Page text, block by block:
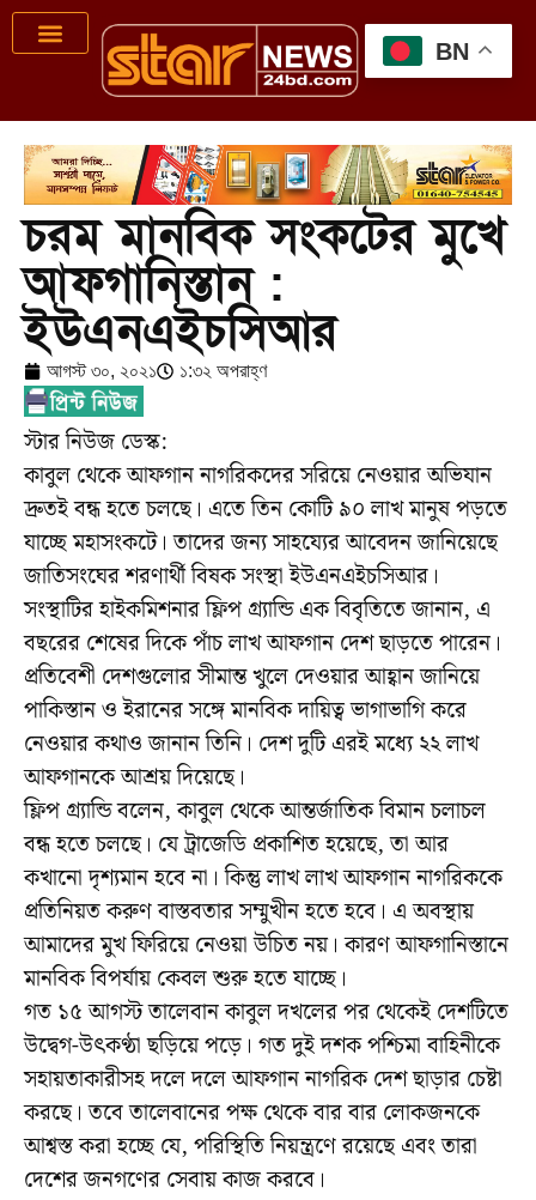
চরম মানবিক সংকটের মুখে
আফগানিস্তান :
ইউএনএইচসিআর
আগস্ট ৩০, ২০২১ ১:৩২ অপরাহ্ণ
স্টার নিউজ ডেস্ক:
কাবুল থেকে আফগান নাগরিকদের সরিয়ে নেওয়ার অভিযান
দ্রুতই বন্ধ হতে চলছে। এতে তিন কোটি ৯০ লাখ মানুষ পড়তে
যাচ্ছে মহাসংকটে। তাদের জন্য সাহয্যের আবেদন জানিয়েছে
জাতিসংঘের শরণার্থী বিষক সংস্থা ইউএনএইচসিআর।
সংস্থাটির হাইকমিশনার ফ্লিপ গ্র্যান্ডি এক বিবৃতিতে জানান, এ
বছরের শেষের দিকে পাঁচ লাখ আফগান দেশ ছাড়তে পারেন।
প্রতিবেশী দেশগুলোর সীমান্ত খুলে দেওয়ার আহ্বান জানিয়ে
পাকিস্তান ও ইরানের সঙ্গে মানবিক দায়িত্ব ভাগাভাগি করে
নেওয়ার কথাও জানান তিনি। দেশ দুটি এরই মধ্যে ২২ লাখ
আফগানকে আশ্রয় দিয়েছে।
ফ্লিপ গ্র্যান্ডি বলেন, কাবুল থেকে আন্তর্জাতিক বিমান চলাচল
বন্ধ হতে চলছে। যে ট্রাজেডি প্রকাশিত হয়েছে, তা আর
কখানো দৃশ্যমান হবে না। কিন্তু লাখ লাখ আফগান নাগরিককে
প্রতিনিয়ত করুণ বাস্তবতার সম্মুখীন হতে হবে। এ অবস্থায়
আমাদের মুখ ফিরিয়ে নেওয়া উচিত নয়। কারণ আফগানিস্তানে
মানবিক বিপর্যায় কেবল শুরু হতে যাচ্ছে।
গত ১৫ আগস্ট তালেবান কাবুল দখলের পর থেকেই দেশটিতে
উদ্বেগ-উৎকণ্ঠা ছড়িয়ে পড়ে। গত দুই দশক পশ্চিমা বাহিনীকে
সহায়তাকারীসহ দলে দলে আফগান নাগরিক দেশ ছাড়ার চেষ্টা
করছে। তবে তালেবানের পক্ষ থেকে বার বার লোকজনকে
আশ্বস্ত করা হচ্ছে যে, পরিস্থিতি নিয়ন্ত্রণে রয়েছে এবং তারা
দেশের জনগণের সেবায় কাজ করবে।
BN